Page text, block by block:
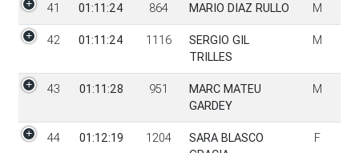
41 01:11:24 864 MARIO DIAZ RULLO M
42 01:11:24 1116
SERGIO GIL
TRILLES
M
43 01:11:28 951
MARC MATEU
GARDEY
M
44 01:12:19 1204
SARA BLASCO
F